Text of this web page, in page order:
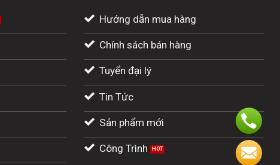
Hướng dẫn mua hàng
Chính sách bán hàng
Tuyển đại lý
Tin Tức
Sản phẩm mới
Công Trình